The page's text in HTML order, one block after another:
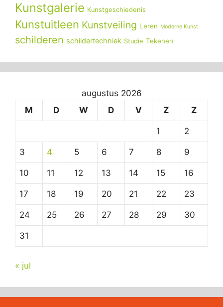
Kunstgalerie Kunstgeschiedenis
Kunstuitleen Kunstveiling Leren Moderne Kunst
schilderen schildertechniek Studie Tekenen
augustus 2026
M
D W D V Z Z
1 2
3 4 5 6 7 8 9
10 11 12 13 14 15 16
17 18 19 20 21 22 23
24 25 26 27 28 29 30
31
« jul